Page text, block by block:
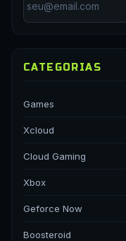
CATEGORIAS
Games
Xcloud
Cloud Gaming
Xbox
Geforce Now
Boosteroid